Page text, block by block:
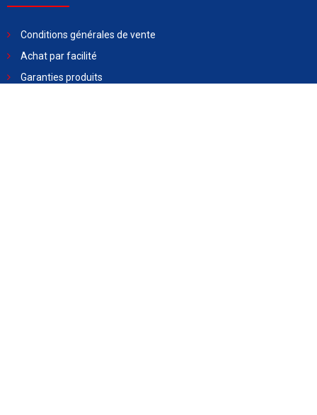
Conditions générales de vente
Achat par facilité
Garanties produits